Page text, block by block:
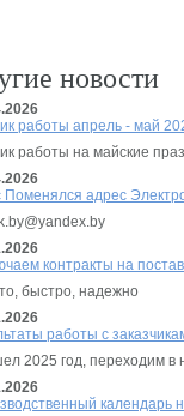
новости
работы апрель - май
работы на майские
Поменялся адрес
контракты на
быстро, надежно
работы с
2025 год, переходим в
календарь